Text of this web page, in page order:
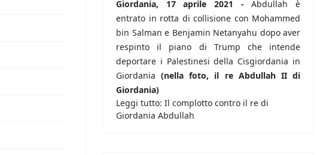
Giordania, 17 aprile 2021 - Abdullah è
entrato in rotta di collisione con Mohammed
bin Salman e Benjamin Netanyahu dopo aver
respinto il piano di Trump che intende
deportare i Palestinesi della Cisgiordania in
Giordania (nella foto, il re Abdullah II di
Giordania)
Leggi tutto: Il complotto contro il re di
Giordania Abdullah